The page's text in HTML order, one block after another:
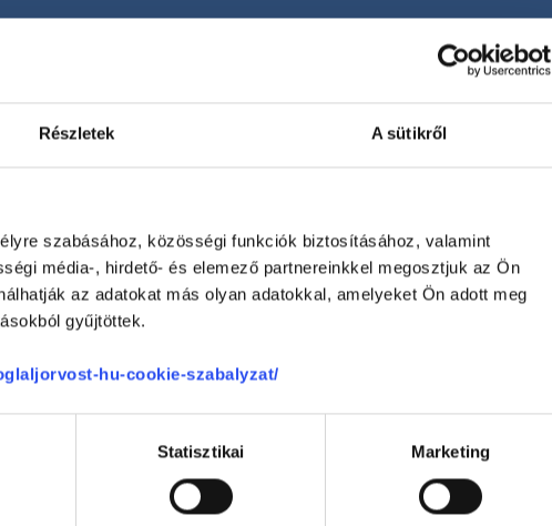
Részletek A sütikről
szabásához, közösségi funkciók biztosításához, valamint
média-, hirdető- és elemező partnereinkkel megosztjuk az Ön
az adatokat más olyan adatokkal, amelyeket Ön adott meg
gyűjtöttek.
hu-cookie-szabalyzat/
Statisztikai Marketing
Email
office@foglaljorvost.hu
Üzleti hírmondó
Kapcsolat
Csatlakozás orvosként
List your practice